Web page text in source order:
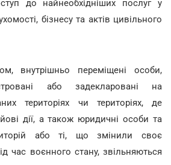
до найнеобхідніших послуг у
бізнесу та актів цивільного
внутрішньо переміщені особи,
або задекларовані на
територіях чи територіях, де
дії, а також юридичні особи та
або ті, що змінили своє
час воєнного стану, звільняються